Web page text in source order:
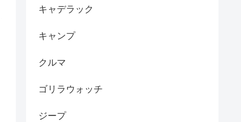
キャデラック
キャンプ
クルマ
ゴリラウォッチ
ジープ